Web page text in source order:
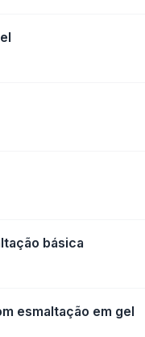
básica
esmaltação em gel